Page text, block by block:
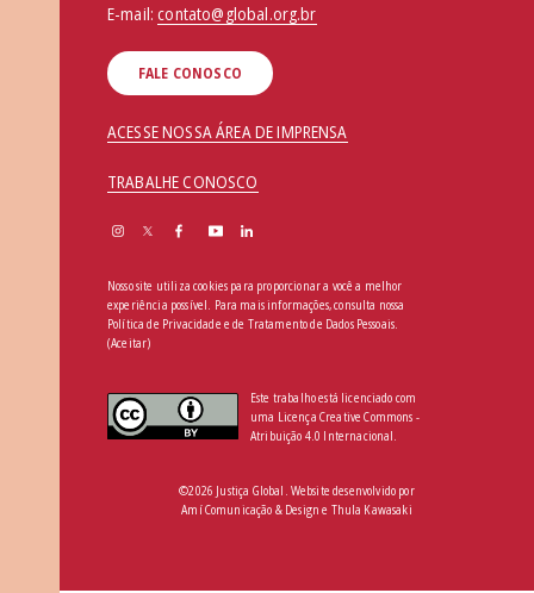
E-mail:contato@global.org.br
FALE CONOSCO
ACESSE NOSSA ÁREA DE IMPRENSA
TRABALHE CONOSCO
Nosso site utiliza cookies para proporcionar a você a melhor
experiência possível. Para mais informações, consulta nossa
Política de Privacidade e de Tratamento de Dados Pessoais
(Aceitar)
Este trabalho está licenciado com
uma Licença Creative Commons -
Atribuição 4.0 Internacional.
©2026 Justiça Global. Website desenvolvido por
Amí Comunicação & Design e Thula Kawasaki